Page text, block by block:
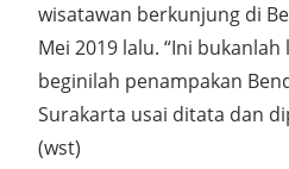
wisatawan berkunjung di
Mei 2019 lalu. “Ini
beginilah penampakan
Surakarta usai ditata dan
(wst)